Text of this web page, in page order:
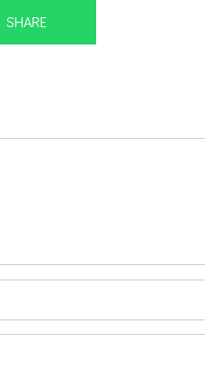
SHARE